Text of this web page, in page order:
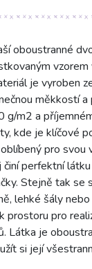
oboustranné
je vyroben
měkkostí
g/m2 a
kde je klíčové
pro svou
činí perfektní
Stejně tak se
lehké šály
prostoru pro
Látka je
si její